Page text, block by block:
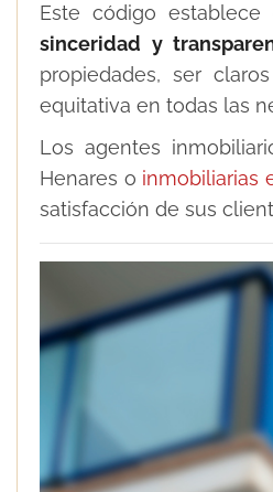
Este código
sinceridad y
propiedades, ser
equitativa en todas las
Los agentes
Henares o inmobiliarias
satisfacción de sus